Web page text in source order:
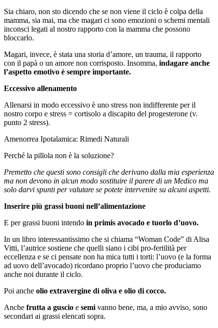
Sia chiaro, non sto dicendo che se non viene il ciclo è colpa della
mamma, sia mai, ma che magari ci sono emozioni o schemi mentali
inconsci legati al nostro rapporto con la mamma che possono
bloccarlo.
Magari, invece, è stata una storia d’amore, un trauma, il rapporto
con il papà o un amore non corrisposto. Insomma, indagare anche
l’aspetto emotivo è sempre importante.
Eccessivo allenamento
Allenarsi in modo eccessivo è uno stress non indifferente per il
nostro corpo e stress = cortisolo a discapito del progesterone (v.
punto 2 stress).
Amenorrea Ipotalamica: Rimedi Naturali
Perché la pillola non è la soluzione?
Premetto che questi sono consigli che derivano dalla mia esperienza
ma non devono in alcun modo sostituire il parere di un Medico ma
solo darvi spunti per valutare se potete intervenire su alcuni aspetti.
Inserire più grassi buoni nell’alimentazione
E per grassi buoni intendo in primis avocado e tuorlo d’uovo.
In un libro interessantissimo che si chiama “Woman Code” di Alisa
Vitti, l’autrice sostiene che quelli siano i cibi pro-fertilità per
eccellenza e se ci pensate non ha mica tutti i torti: l’uovo (e la forma
ad uovo dell’avocado) ricordano proprio l’uovo che produciamo
anche noi durante il ciclo.
Poi anche olio extravergine di oliva e olio di cocco.
Anche frutta a guscio e semi vanno bene, ma, a mio avviso, sono
secondari ai grassi elencati sopra.